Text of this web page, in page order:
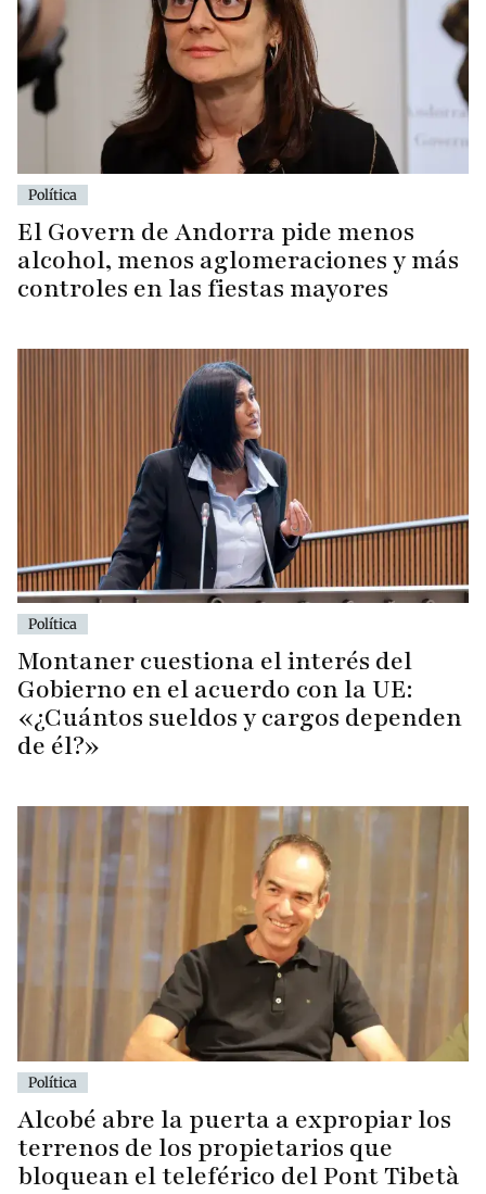
Política
El Govern de Andorra pide menos
alcohol, menos aglomeraciones y más
controles en las fiestas mayores
Política
Montaner cuestiona el interés del
Gobierno en el acuerdo con la UE:
«¿Cuántos sueldos y cargos dependen
de él?»
Política
Alcobé abre la puerta a expropiar los
terrenos de los propietarios que
bloquean el teleférico del Pont Tibetà